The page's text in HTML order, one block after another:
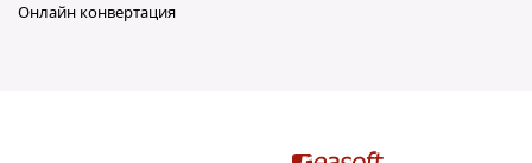
Онлайн конвертация